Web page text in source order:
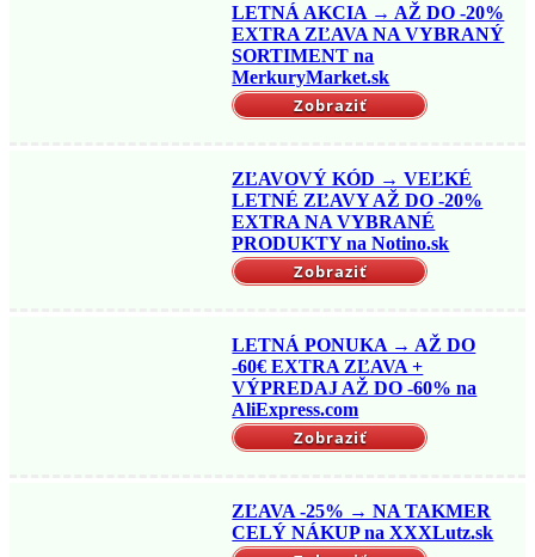
LETNÁ AKCIA → AŽ DO -20%
EXTRA ZĽAVA NA VYBRANÝ
SORTIMENT na
MerkuryMarket.sk
Zobraziť
ZĽAVOVÝ KÓD → VEĽKÉ
LETNÉ ZĽAVY AŽ DO -20%
EXTRA NA VYBRANÉ
PRODUKTY na Notino.sk
Zobraziť
LETNÁ PONUKA → AŽ DO
-60€ EXTRA ZĽAVA +
VÝPREDAJ AŽ DO -60% na
AliExpress.com
Zobraziť
ZĽAVA -25% → NA TAKMER
CELÝ NÁKUP na XXXLutz.sk